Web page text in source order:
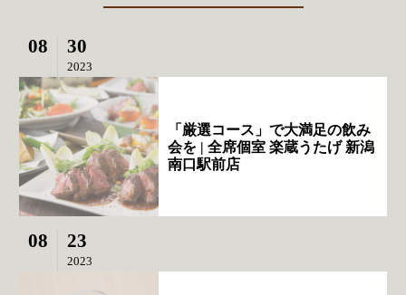
08 30
2023
「厳選コース」で大満足の飲み
会を | 全席個室 楽蔵うたげ 新潟
南口駅前店
08 23
2023